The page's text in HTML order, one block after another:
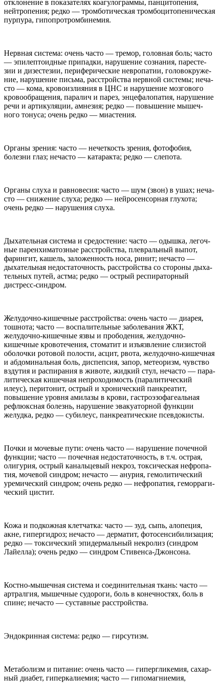
откло­не­ние в пока­за­те­лях коа­гу­лограммы, панци­топе­ния,
нейтропе­ния; редко — тром­бо­ти­че­ская тром­боци­топе­ни­че­ская
пурпура, гипопротромбинемия.
Нерв­ная система: очень часто — тремор, голов­ная боль; часто
— эпи­леп­то­ид­ные при­падки, нару­ше­ние созна­ния, паре­сте­
зии и дизе­сте­зии, перифе­ри­че­ские нев­ропа­тии, голо­во­круже­
ние, нару­ше­ние письма, рас­стройства нерв­ной системы; неча­
сто — кома, кро­во­из­ли­я­ния в ЦНС и нару­ше­ние мозго­вого
кро­во­об­раще­ния, пара­лич и парез, энцефа­лопа­тия, нару­ше­ние
речи и арти­ку­ляции, амне­зия; редко — повыше­ние мышеч­
ного тонуса; очень редко — миастения.
Органы зре­ния: часто — нечет­кость зре­ния, фотофо­бия,
болезни глаз; неча­сто — ката­ракта; редко — слепота.
Органы слуха и рав­но­ве­сия: часто — шум (звон) в ушах; неча­
сто — сниже­ние слуха; редко — нейро­сен­сор­ная глу­хота;
очень редко — нару­ше­ния слуха.
Дыха­тель­ная система и сре­до­сте­ние: часто — одышка, легоч­
ные парен­хима­тоз­ные рас­стройства, плев­раль­ный выпот,
фарингит, кашель, заложен­ность носа, ринит; неча­сто —
дыха­тель­ная недо­ста­точ­ность, рас­стройства со сто­роны дыха­
тель­ных путей, астма; редко — ост­рый респи­ра­тор­ный
дистресс-​синдром.
Желудочно-​кишечные рас­стройства: очень часто — диа­рея,
тош­нота; часто — воспа­ли­тель­ные забо­ле­ва­ния ЖКТ,
желудочно-​кишечные язвы и про­бо­де­ния, желудочно-​
кишечные кро­во­те­че­ния, сто­ма­тит и изъязв­ле­ние сли­зи­стой
обо­лочки рото­вой поло­сти, асцит, рвота, желудочно-​кишечная
и абдоми­наль­ная боль, диспеп­сия, запор, метео­ризм, чув­ство
взду­тия и рас­пи­ра­ния в животе, жид­кий стул, неча­сто — пара­
ли­ти­че­ская кишеч­ная непро­хо­димость (пара­ли­ти­че­ский
илеус), пери­то­нит, ост­рый и хро­ни­че­ский пан­кре­а­тит,
повыше­ние уровня ами­лазы в крови, гастроэзофаге­аль­ная
рефлюкс­ная болезнь, нару­ше­ние эва­ку­а­тор­ной функции
желудка, редко — суби­леус, пан­кре­а­ти­че­ские псевдокисты.
Почки и моче­вые пути: очень часто — нару­ше­ние почеч­ной
функции; часто — почеч­ная недо­ста­точ­ность, в т.ч. ост­рая,
олигу­рия, ост­рый канальце­вый некроз, ток­си­че­ская неф­ропа­
тия, моче­вой син­дром; неча­сто — ану­рия, гемо­ли­ти­че­ский
уреми­че­ский син­дром; очень редко — неф­ропа­тия, гемор­раги­
че­ский цистит.
Кожа и под­кож­ная клет­чатка: часто — зуд, сыпь, алопе­ция,
акне, гипергид­роз; неча­сто — дерма­тит, фото­сен­си­би­ли­за­ция;
редко — ток­си­че­ский эпи­дермаль­ный некро­лиз (син­дром
Лайелла); очень редко — син­дром Стивенса-​Джонсона.
Костно-​мышечная система и соеди­ни­тель­ная ткань: часто —
арт­ралгия, мышеч­ные судо­роги, боль в конеч­но­стях, боль в
спине; неча­сто — сустав­ные расстройства.
Эндо­крин­ная система: редко — гирсутизм.
Мета­бо­лизм и пита­ние: очень часто — гиперг­ли­кемия, сахар­
ный диа­бет, гипер­ка­ли­емия; часто — гипо­маг­ни­емия,